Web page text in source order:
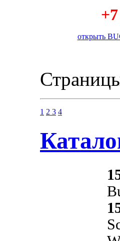
открыть
1 2 3 4